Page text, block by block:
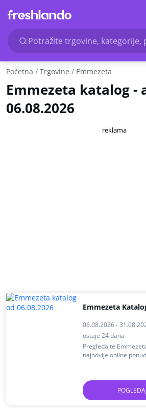
Potražite trgovine, kategorije,
Početna Trgovine Emmezeta
Emmezeta katalog -
06.08.2026
reklama
Emmezeta
06.08.2026 -
ostaje 24 dana
Pregledajte
najnovije online